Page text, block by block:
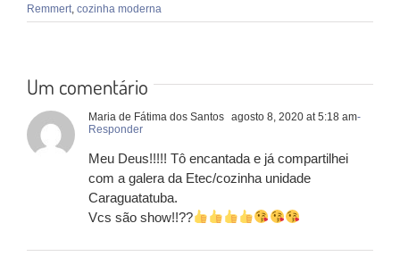
Remmert cozinha moderna
Um comentário
Maria de Fátima dos Santos agosto 8, 2020 at 5:18 am-
Responder
Meu Deus!!!!! Tô encantada e já compartilhei
com a galera da Etec/cozinha unidade
Caraguatatuba.
Vcs são show!!??